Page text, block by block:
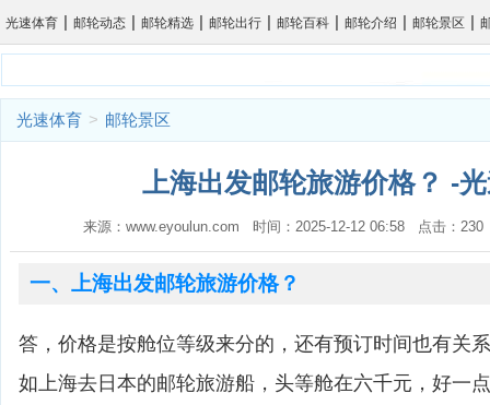
光速体育 | 邮轮动态 | 邮轮精选 | 邮轮出行 | 邮轮百科 | 邮轮介绍 | 邮轮景区 |
光速体育 > 邮轮景区
上海出发邮轮旅游价格？ -
来源：www.eyoulun.com 时间：2025-12-12 06:58 点击：
一、上海出发邮轮旅游价格？
答，价格是按舱位等级来分的，还有预订时间也有关
如上海去日本的邮轮旅游船，头等舱在六千元，好一